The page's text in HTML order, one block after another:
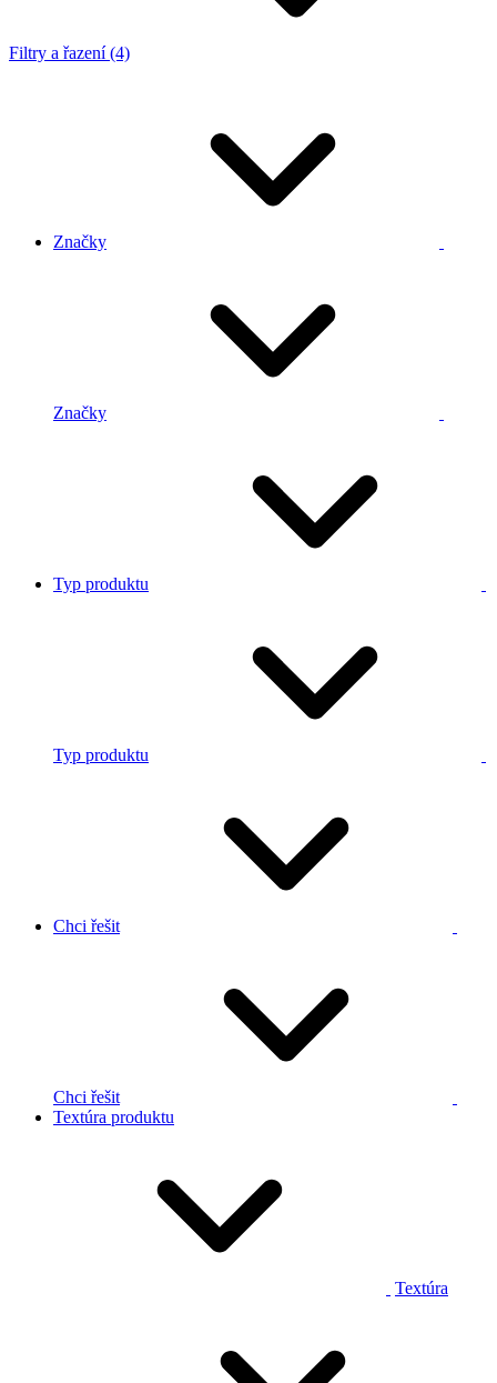
Filtry a řazení (4)
Značky
Značky
Typ produktu
Typ produktu
Chci řešit
Chci řešit
Textúra produktu
Textúra